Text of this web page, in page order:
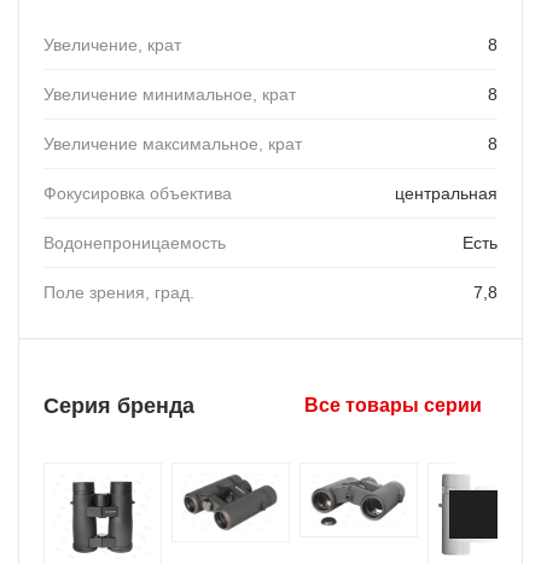
Увеличение, крат 8
Увеличение минимальное, крат 8
Увеличение максимальное, крат 8
Фокусировка объектива центральная
Водонепроницаемость Есть
Поле зрения, град. 7,8
Серия бренда Все товары серии